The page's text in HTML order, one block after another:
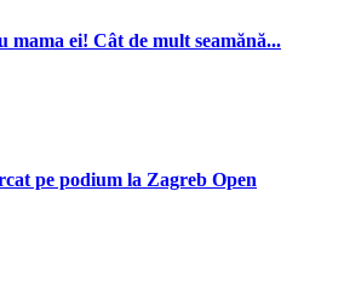
ei! Cât de mult seamănă...
pe podium la Zagreb Open